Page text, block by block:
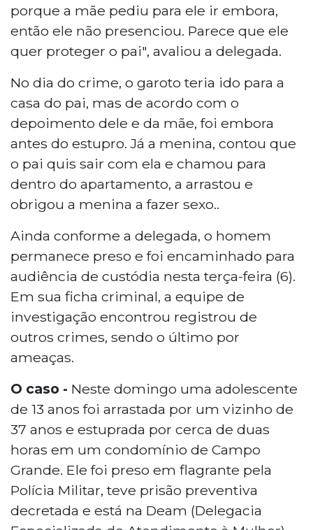
porque a mãe pediu para ele ir embora,
então ele não presenciou. Parece que ele
quer proteger o pai", avaliou a delegada.
No dia do crime, o garoto teria ido para a
casa do pai, mas de acordo com o
depoimento dele e da mãe, foi embora
antes do estupro. Já a menina, contou que
o pai quis sair com ela e chamou para
dentro do apartamento, a arrastou e
obrigou a menina a fazer sexo..
Ainda conforme a delegada, o homem
permanece preso e foi encaminhado para
audiência de custódia nesta terça-feira (6).
Em sua ficha criminal, a equipe de
investigação encontrou registrou de
outros crimes, sendo o último por
ameaças.
O caso - Neste domingo uma adolescente
de 13 anos foi arrastada por um vizinho de
37 anos e estuprada por cerca de duas
horas em um condomínio de Campo
Grande. Ele foi preso em flagrante pela
Polícia Militar, teve prisão preventiva
decretada e está na Deam (Delegacia